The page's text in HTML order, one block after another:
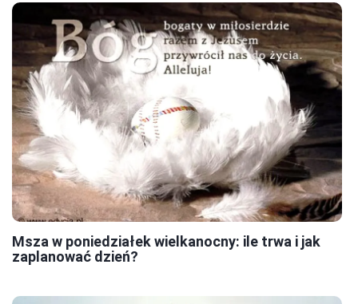
Msza w poniedziałek wielkanocny: ile trwa i jak
zaplanować dzień?